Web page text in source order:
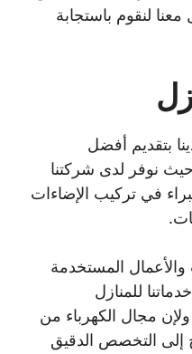
معنا لنقوم باستجابة
بتقديم أفضل
نوفر لدى شركتنا
في تركيب الإضاءات
المستخدمة
للمنازل
مجال الكهرباء من
إلى التخصص الدقيق